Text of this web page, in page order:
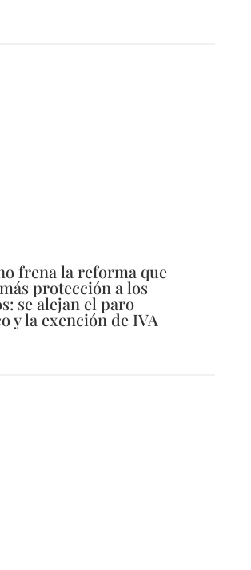
frena la reforma que
protección a los
se alejan el paro
y la exención de IVA